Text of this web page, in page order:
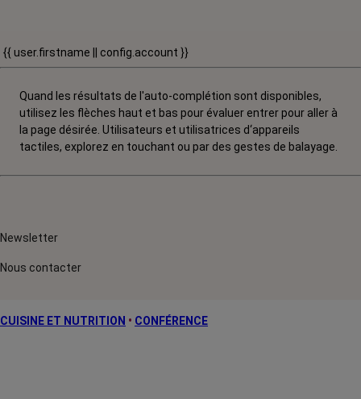
{{ user.firstname || config.account }}
Quand les résultats de l'auto-complétion sont disponibles,
utilisez les flèches haut et bas pour évaluer entrer pour aller à
la page désirée. Utilisateurs et utilisatrices d‘appareils
tactiles, explorez en touchant ou par des gestes de balayage.
Newsletter
Nous contacter
CUISINE ET NUTRITION • CONFÉRENCE